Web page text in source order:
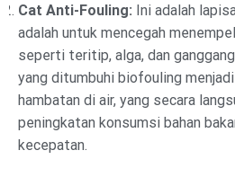
Cat Anti-Fouling: Ini adalah
adalah untuk mencegah
seperti teritip, alga, dan
yang ditumbuhi biofouling
hambatan di air, yang secara
peningkatan konsumsi bahan
kecepatan.